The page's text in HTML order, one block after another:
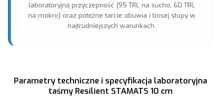
laboratoryjną przyczepność (95 TRL na sucho, 60 TRL
na mokro) oraz potężne tarcie obuwia i bosej stopy w
najtrudniejszych warunkach.
Parametry techniczne i specyfikacja laboratoryjna
taśmy Resilient STAMATS 10 cm